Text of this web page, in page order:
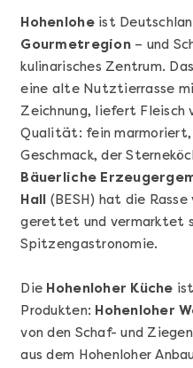
Sushi Basic Kurs
Hohenloheist
Gourmetregion– und
kulinarisches Zentrum. Das
eine alte Nutztierrasse
Zeichnung, liefert Fleisch
Qualität: fein
Geschmack, der
Bäuerliche
Hall
(BESH) hat die
gerettet und vermarktet
Spitzengastronomie.
Die Hohenloher Küche
Produkten: Hohenloher
von den Schaf- und
aus dem Hohenloher